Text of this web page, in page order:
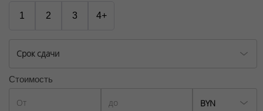
1 2 3 4+
Срок сдачи
Стоимость
BYN